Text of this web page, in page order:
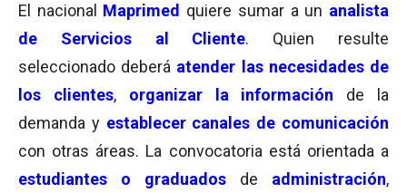
El nacional Maprimed quiere sumar a un analista
de Servicios al Cliente. Quien resulte
seleccionado deberá atender las necesidades de
los clientes, organizar la información de la
demanda y establecer canales de comunicación
con otras áreas. La convocatoria está orientada a
estudiantes o graduados de administración,